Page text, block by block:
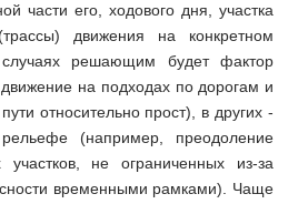
части его, ходового дня, участка
движения на конкретном
решающим будет фактор
на подходах по дорогам и
относительно прост), в других -
(например, преодоление
участков, не ограниченных из-за
временными рамками). Чаще